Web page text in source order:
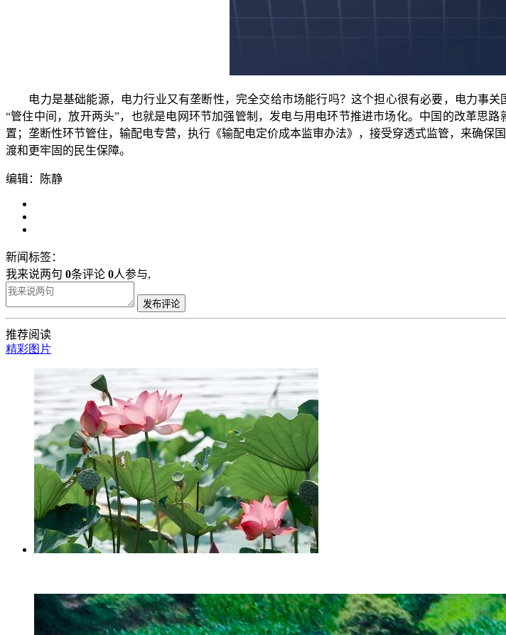
电力是基础能源，电力行业又有垄断性，完全交给市场能行吗？这个担心很有必要，电力事关
“管住中间，放开两头”，也就是电网环节加强管制，发电与用电环节推进市场化。中国的改革思
置；垄断性环节管住，输配电专营，执行《输配电定价成本监审办法》，接受穿透式监管，来确
渡和更牢固的民生保障。
编辑：陈静
新闻标签：
我来说两句 0条评论 0人参与,
发布评论
推荐阅读